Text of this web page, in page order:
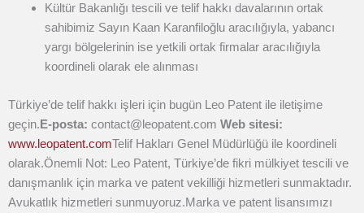
Kültür Bakanlığı tescili ve telif hakkı davalarının ortak
sahibimiz Sayın Kaan Karanfiloğlu aracılığıyla, yabancı
yargı bölgelerinin ise yetkili ortak firmalar aracılığıyla
koordineli olarak ele alınması
Türkiye’de telif hakkı işleri için bugün Leo Patent ile iletişime
geçin.E-posta: contact@leopatent.com Web sitesi:
www.leopatent.comTelif Hakları Genel Müdürlüğü ile koordineli
olarak.Önemli Not: Leo Patent, Türkiye’de fikri mülkiyet tescili ve
danışmanlık için marka ve patent vekilliği hizmetleri sunmaktadır.
Avukatlık hizmetleri sunmuyoruz.Marka ve patent lisansımızı